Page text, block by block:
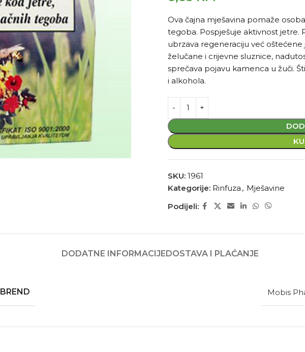
Ova čajna mješavina pomaže
tegoba. Pospješuje aktivnost jetre.
ubrzava regeneraciju već
želučane i crijevne sluznice,
sprečava pojavu kamenca u žuči.
i alkohola.
SKU: 1961
Kategorije: Rinfuza , Mješavine
Podijeli:
DODATNE INFORMACIJEDOSTAVA I PLAĆANJE
BREND Mobis